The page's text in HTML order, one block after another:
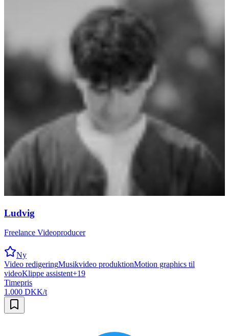
Ludvig
Freelance Videoproducer
Ny
Video redigeringMusikvideo produktionMotion graphics til
videoKlippe assistent+19
Timepris
1.000 DKK/t